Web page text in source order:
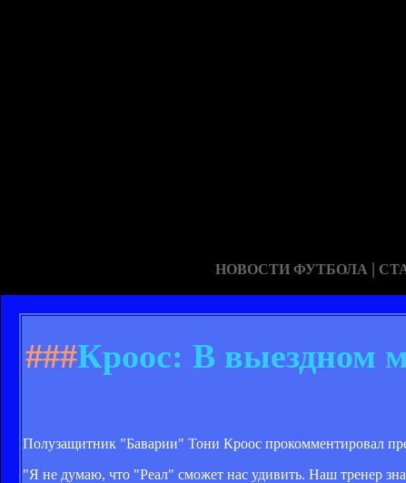
НОВОСТИ ФУТБОЛА |
###Кроос: В выездном
Полузащитник "Баварии" Тони Кроос прокомментировал
"Я не думаю, что "Реал" сможет нас удивить. Наш тренер